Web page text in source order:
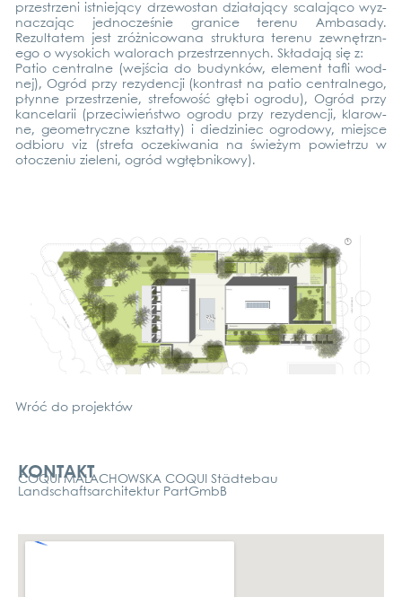
przestrze­ni ist­nie­ją­cy drze­wo­stan działa­ją­cy sca­la­ją­co wyz­
nac­za­jąc jed­no­c­ześ­nie gra­nice terenu Amba­sa­dy.
Rezultatem jest zróż­ni­co­wa­na struk­tu­ra terenu zewnę­trz­n­
ego o wyso­kich walor­ach przestrzen­nych. Skła­da­ją się z:
Patio cen­tral­ne (wejścia do budyn­ków, ele­ment taf­li wod­
nej), Ogród przy rezy­den­c­ji (kon­trast na patio cen­tral­n­ego,
płyn­ne przestrze­nie, stre­fo­wość głę­bi ogro­du), Ogród przy
kan­cel­arii (prze­ci­wieńst­wo ogro­du przy rezy­den­c­ji, kla­row­
ne, geo­me­trycz­ne ksz­tał­ty) i died­zi­niec ogro­do­wy, mie­j­s­ce
odbio­ru viz (stre­fa ocze­ki­wa­nia na świeżym powie­trzu w
oto­c­ze­niu zie­leni, ogród wgłęb­ni­ko­wy).
Wróć do pro­jek­tów
KONTAKT
COQUI MALACHOWSKA COQUI Städtebau
Landschaftsarchitektur PartGmbB